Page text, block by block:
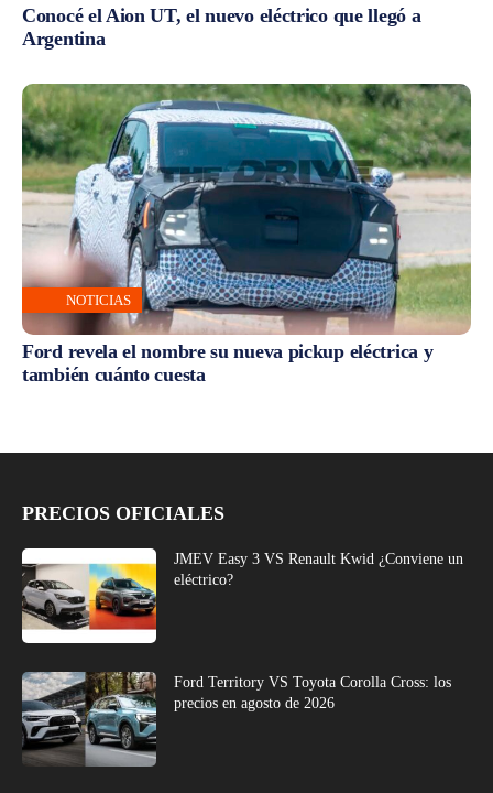
Conocé el Aion UT, el nuevo eléctrico que llegó a
Argentina
NOTICIAS
Ford revela el nombre su nueva pickup eléctrica y
también cuánto cuesta
PRECIOS OFICIALES
JMEV Easy 3 VS Renault Kwid ¿Conviene un
eléctrico?
Ford Territory VS Toyota Corolla Cross: los
precios en agosto de 2026